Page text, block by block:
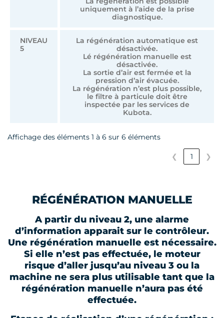
uniquement à l’aide de la prise
diagnostique.
NIVEAU
5
La régénération automatique est
désactivée.
Lé régénération manuelle est
désactivée.
La sortie d’air est fermée et la
pression d’air évacuée.
La régénération n’est plus possible,
le filtre à particule doit être
inspectée par les services de
Kubota.
Affichage des éléments 1 à 6 sur 6 éléments
❮ 1 ❯
RÉGÉNÉRATION MANUELLE
A partir du niveau 2, une alarme
d’information apparait sur le contrôleur.
Une régénération manuelle est nécessaire.
Si elle n’est pas effectuée, le moteur
risque d’aller jusqu’au niveau 3 ou la
machine ne sera plus utilisable tant que la
régénération manuelle n’aura pas été
effectuée.